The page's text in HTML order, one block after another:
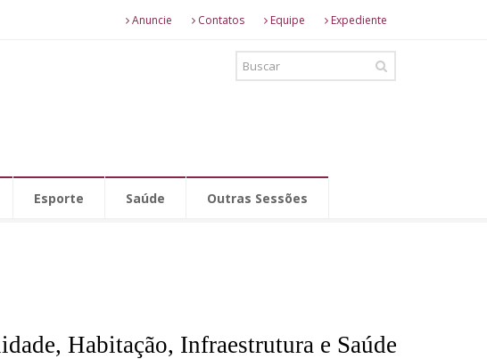
Anuncie Contatos Equipe Expediente
Esporte Saúde Outras Sessões
Habitação, Infraestrutura e Saúde